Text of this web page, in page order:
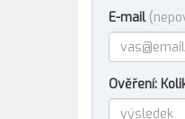
E-mail
Ověření: